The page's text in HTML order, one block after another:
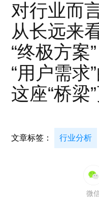
对行业而
从长远来
“终极方案
“用户需求
这座“桥梁
文章标签： 行业分析
微